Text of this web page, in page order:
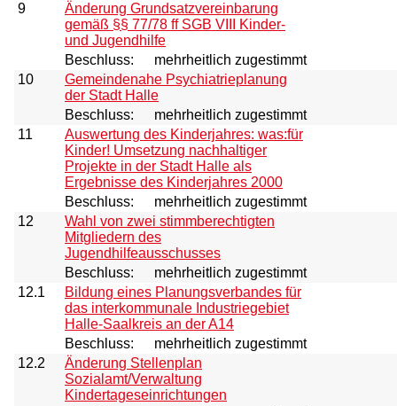
9
Änderung Grundsatzvereinbarung
gemäß §§ 77/78 ff SGB VIII Kinder-
und Jugendhilfe
Beschluss:
mehrheitlich zugestimmt
10
Gemeindenahe Psychiatrieplanung
der Stadt Halle
Beschluss:
mehrheitlich zugestimmt
11
Auswertung des Kinderjahres: was:für
Kinder! Umsetzung nachhaltiger
Projekte in der Stadt Halle als
Ergebnisse des Kinderjahres 2000
Beschluss:
mehrheitlich zugestimmt
12
Wahl von zwei stimmberechtigten
Mitgliedern des
Jugendhilfeausschusses
Beschluss:
mehrheitlich zugestimmt
12.1
Bildung eines Planungsverbandes für
das interkommunale Industriegebiet
Halle-Saalkreis an der A14
Beschluss:
mehrheitlich zugestimmt
12.2
Änderung Stellenplan
Sozialamt/Verwaltung
Kindertageseinrichtungen